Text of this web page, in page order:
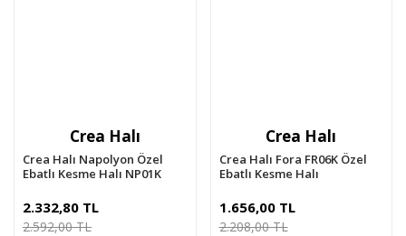
Crea Halı
Crea Halı Napolyon Özel
Ebatlı Kesme Halı NP01K
2.332,80 TL
2.592,00 TL
Crea Halı
Crea Halı Fora FR06K Özel
Ebatlı Kesme Halı
1.656,00 TL
2.208,00 TL